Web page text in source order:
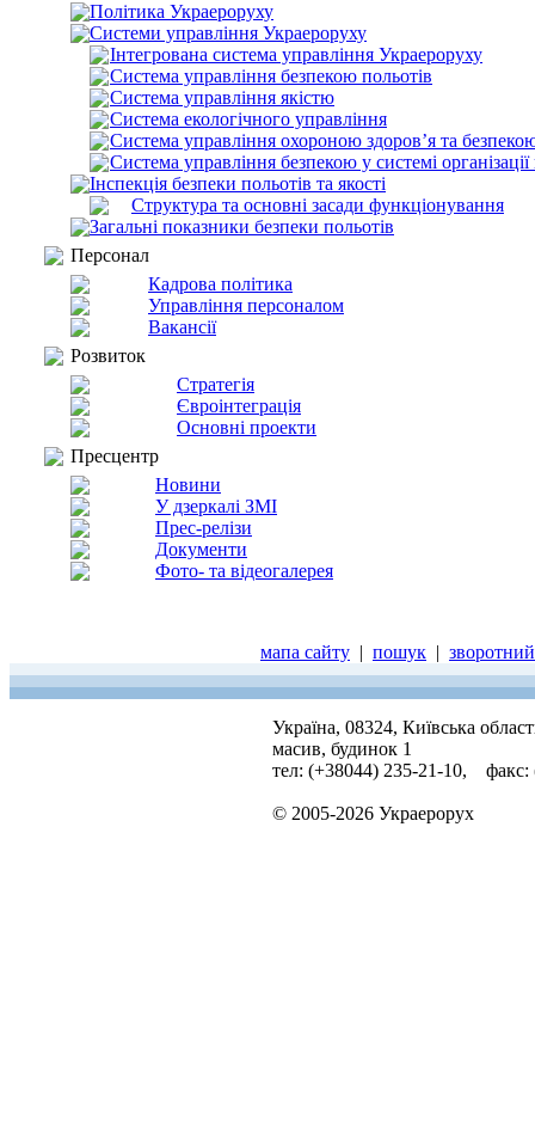
Політика Украероруху
Системи управління Украероруху
Інтегрована система управління Украероруху
Система управління безпекою польотів
Система управління якістю
Система екологічного управління
Система управління охороною здоров’я та
Система управління безпекою у системі
Інспекція безпеки польотів та якості
Структура та основні засади функціонування
Загальні показники безпеки польотів
Персонал
Кадрова політика
Управління персоналом
Вакансії
Розвиток
Стратегія
Євроінтеграція
Основні проекти
Пресцентр
Новини
У дзеркалі ЗМІ
Прес-релізи
Документи
Фото- та відеогалерея
мапа сайту | пошук |
Україна, 08324, Київська
масив, будинок 1
тел: (+38044) 235-21-10, факс:
© 2005-2026 Украерорух